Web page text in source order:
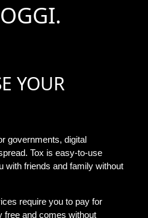
YOUR
governments, digital
Tox is easy-to-use
with friends and family without
require you to pay for
free and comes without